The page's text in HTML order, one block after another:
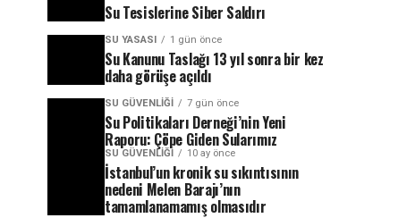
Su Tesislerine Siber Saldırı
SU YASASI 1 gün önce
Su Kanunu Taslağı 13 yıl sonra bir kez
daha görüşe açıldı
SU GÜVENLIĞI 7 gün önce
Su Politikaları Derneği’nin Yeni
Raporu: Çöpe Giden Sularımız
SU GÜVENLIĞI 10 ay önce
İstanbul’un kronik su sıkıntısının
nedeni Melen Barajı’nın
tamamlanamamış olmasıdır